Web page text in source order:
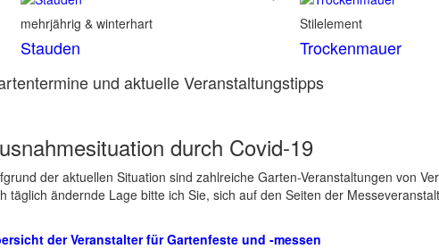
mehrjährig & winterhart
Stauden
Stilelement
Trockenmauer
und aktuelle Veranstaltungstipps
durch Covid-19
der aktuellen Situation sind zahlreiche Garten-Veranstaltungen von
täglich ändernde Lage bitte ich Sie, sich auf den Seiten der
der Veranstalter für Gartenfeste und -messen